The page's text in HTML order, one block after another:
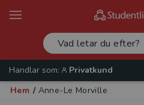
Handlar som:
Privatkund
Hem / Anne-Le Morville